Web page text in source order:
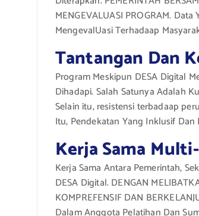
MENGEVALUASI PROGRAM.
MengevalUasi Terhadaap
Tantangan Dan
Program Meskipun DESA Digital
Dihadapi. Salah Satunya Adalah
Selain itu, resistensi terbadaap
Itu, Pendekatan Yang Inklusif Dan
Kerja Sama
Kerja Sama Antara Pemerintah,
DESA Digital. DENGAN
KOMPREFENSIF DAN
Dalam Anggota Pelatihan Dan